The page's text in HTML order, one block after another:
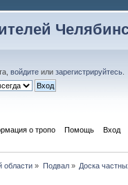
войдите или зарегистрируйтесь
о тропо Помощь Вход
области » Подвал» Доска